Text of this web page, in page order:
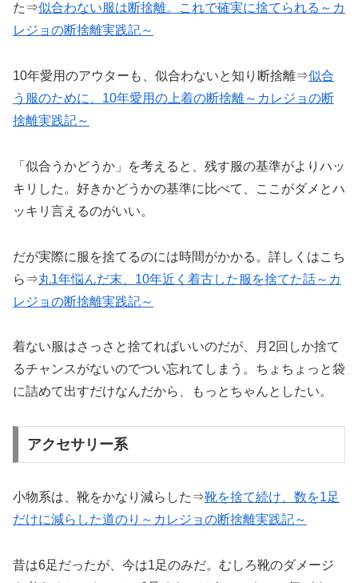
た⇒似合わない服は断捨離。これで確実に捨てられる～カ
レジョの断捨離実践記～
10年愛用のアウターも、似合わないと知り断捨離⇒似合
う服のために、10年愛用の上着の断捨離～カレジョの断
捨離実践記～
「似合うかどうか」を考えると、残す服の基準がよりハッ
キリした。好きかどうかの基準に比べて、ここがダメとハ
ッキリ言えるのがいい。
だが実際に服を捨てるのには時間がかかる。詳しくはこち
ら⇒丸1年悩んだ末、10年近く着古した服を捨てた話～カ
レジョの断捨離実践記～
着ない服はさっさと捨てればいいのだが、月2回しか捨て
るチャンスがないのでつい忘れてしまう。ちょちょっと袋
に詰めて出すだけなんだから、もっとちゃんとしたい。
アクセサリー系
小物系は、靴をかなり減らした⇒靴を捨て続け、数を1足
だけに減らした道のり～カレジョの断捨離実践記～
昔は6足だったが、今は1足のみだ。むしろ靴のダメージ